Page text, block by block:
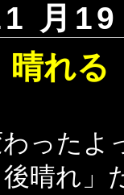
月
晴れる
ったよ
晴れ」